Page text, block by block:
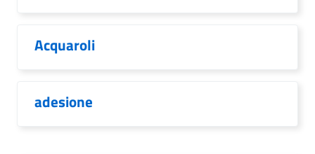
Acquaroli
adesione